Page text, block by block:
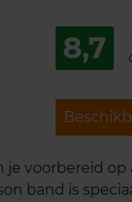
8,7
je voorbereid
band is